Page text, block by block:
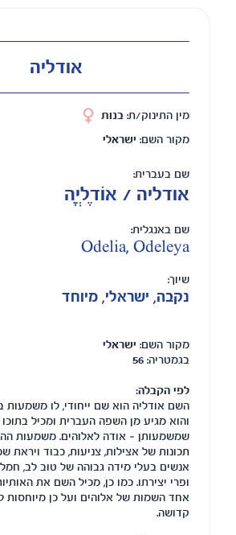
אודליה
מין התינוק/ת: בנות
מקור השם: ישראלי
שם בעברית:
אודליה / אוֹדֶלְיָה
שם באנגלית:
Odelia, Odeleya
שיוך:
נקבה, ישראלי, מיוחד
מקור השם: ישראלי
בגמטריה: 56
לפי הקבלה:
השם אודליה הוא שם ייחודי, לו משמעות
והוא מגיע מן השפה העברית ומכיל
שמשמעותן – אודה לאלוהים. משמעות
תכונות של אצילות, צניעות, כבוד ויראת
אנשים בעלי מידה גבוהה של טוב לב,
ופרי יצירתו. כמו כן, מכיל השם את
אחד השמות של אלוהים ועל כן מיוחסות
קדושה.